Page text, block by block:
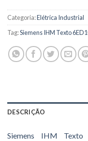
Categoria:Elétrica Industrial
Tag:Siemens IHM Texto
DESCRIÇÃO
Siemens IHM Texto